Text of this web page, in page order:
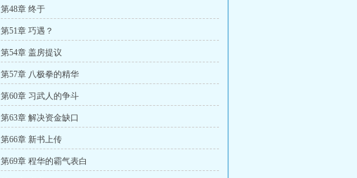
第48章 终于
第51章 巧遇？
第54章 盖房提议
第57章 八极拳的精华
第60章 习武人的争斗
第63章 解决资金缺口
第66章 新书上传
第69章 程华的霸气表白